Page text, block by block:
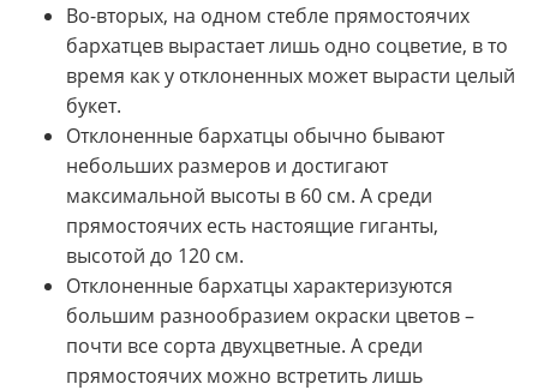
Во-вторых, на одном стебле прямостоячих
бархатцев вырастает лишь одно соцветие, в то
время как у отклоненных может вырасти целый
букет.
Отклоненные бархатцы обычно бывают
небольших размеров и достигают
максимальной высоты в 60 см. А среди
прямостоячих есть настоящие гиганты,
высотой до 120 см.
Отклоненные бархатцы характеризуются
большим разнообразием окраски цветов –
почти все сорта двухцветные. А среди
прямостоячих можно встретить лишь